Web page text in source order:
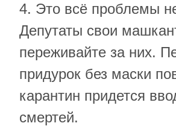
4. Это всё проблемы
Депутаты свои
переживайте за них.
придурок без маски
карантин придется
смертей.